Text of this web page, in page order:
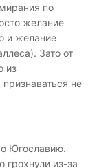
по
желание
и желание
Зато от
из
не
Югославию.
из-за